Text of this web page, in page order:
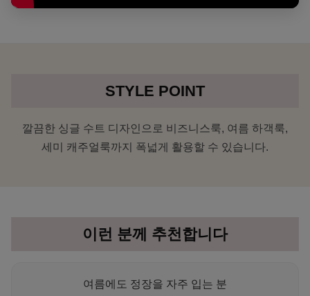
STYLE POINT
깔끔한 싱글 수트 디자인으로 비즈니스룩, 여름 하객룩,
세미 캐주얼룩까지 폭넓게 활용할 수 있습니다.
이런 분께 추천합니다
여름에도 정장을 자주 입는 분